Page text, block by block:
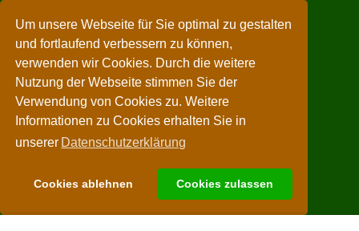
Um unsere Webseite für Sie optimal zu gestalten
und fortlaufend verbessern zu können,
verwenden wir Cookies. Durch die weitere
Nutzung der Webseite stimmen Sie der
Verwendung von Cookies zu. Weitere
Informationen zu Cookies erhalten Sie in
unserer Datenschutzerklärung
Cookies ablehnen Cookies zulassen